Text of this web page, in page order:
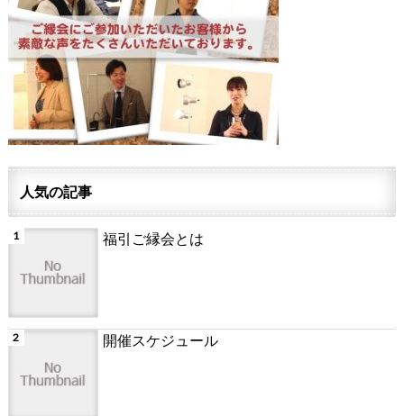
人気の記事
福引ご縁会とは
開催スケジュール